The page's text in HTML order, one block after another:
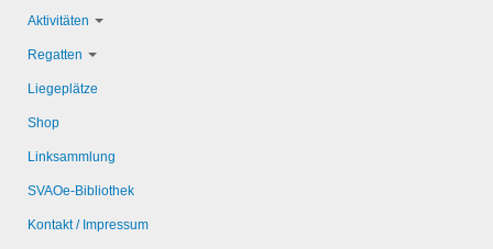
Aktivitäten
Regatten
Liegeplätze
Shop
Linksammlung
SVAOe-Bibliothek
Kontakt / Impressum